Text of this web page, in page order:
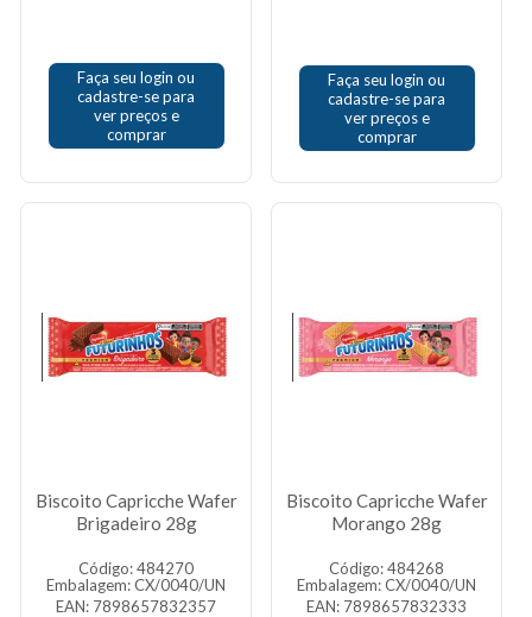
Faça seu login ou
cadastre-se para
ver preços e
comprar
Faça seu login ou
cadastre-se para
ver preços e
comprar
Biscoito Capricche Wafer
Brigadeiro 28g
Código: 484270
Embalagem: CX/0040/UN
EAN: 7898657832357
Biscoito Capricche Wafer
Morango 28g
Código: 484268
Embalagem: CX/0040/UN
EAN: 7898657832333